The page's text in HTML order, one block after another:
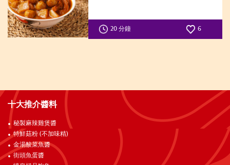
20 分鐘 6
十大推介醬料
秘製麻辣雞煲醬
特鮮菇粉 (不加味精)
金湯酸菜魚醬
街頭魚蛋醬